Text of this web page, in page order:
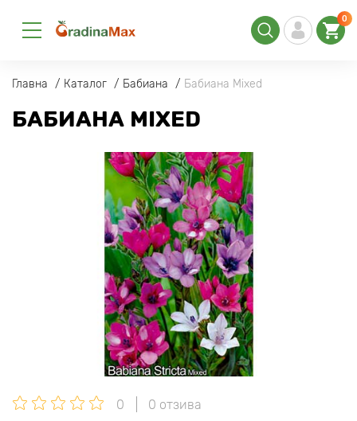
0
Главна Каталог Бабиана Бабиана Mixed
БАБИАНА MIXED
0 0 отзива